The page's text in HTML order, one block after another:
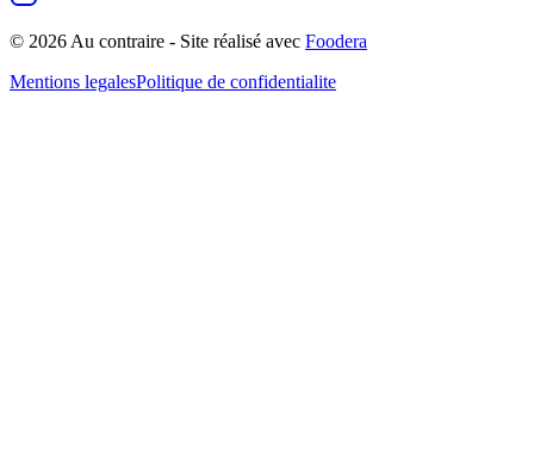
© 2026 Au contraire - Site réalisé avec Foodera
Mentions legalesPolitique de confidentialite